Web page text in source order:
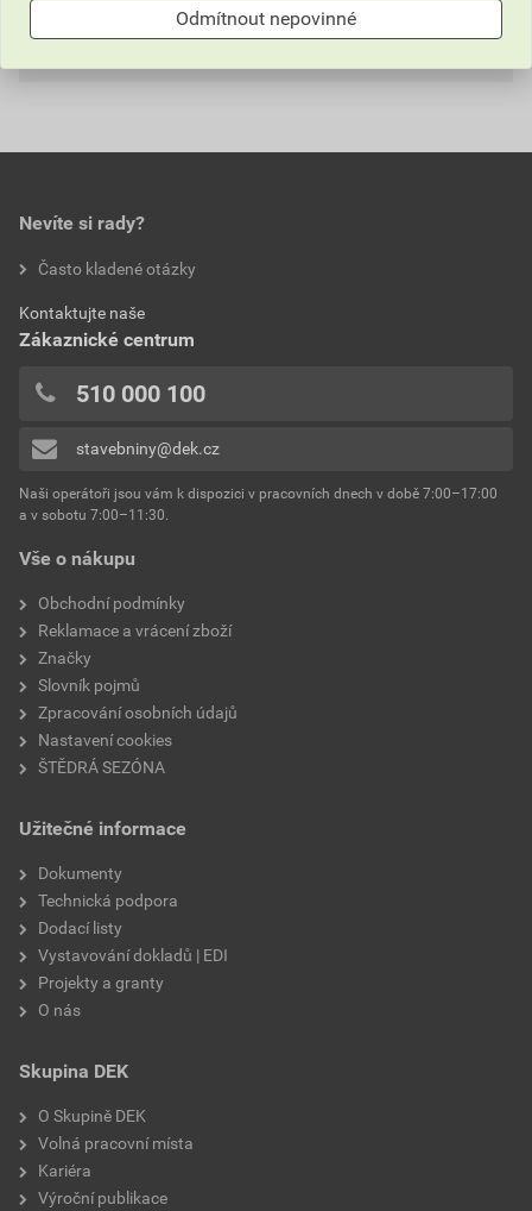
Dokumenty výrobce
DOKUMENTY KM BETA
externí odkaz
barva
materiál
celková šířka
celková délka
krycí šířka
výška profilu 26 mm
hmotnost
výrobce
0,0
hodnotilo 0 uživatelů
Přidávat hodnocení může pouze přihlášený uživatel.
Vše o nákupu
Obchodní podmínky
Reklamace a vrácení zboží
Značky
Slovník pojmů
Zpracování osobních údajů
Nastavení cookies
ŠTĚDRÁ SEZÓNA
Užitečné informace
Dokumenty
Technická podpora
Dodací listy
Vystavování dokladů | EDI
Projekty a granty
O nás
Skupina DEK
O Skupině DEK
Volná pracovní místa
Kariéra
Výroční publikace
Nevíte si rady?
Často kladené otázky
Kontaktujte naše
Zákaznické centrum
510 000 100
stavebniny@dek.cz
Naši operátoři jsou vám k dispozici v pracovních dnech v době 7:00–17:00
a v sobotu 7:00–11:30.
Odmítnout nepovinné